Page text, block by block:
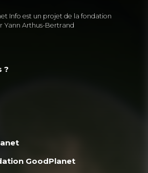
Info est un projet de la fondation
Yann Arthus-Bertrand
?
GoodPlanet